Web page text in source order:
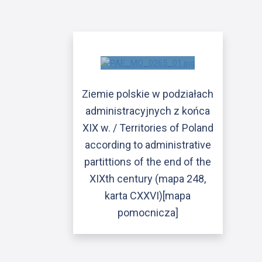
Ziemie polskie w podziałach
administracyjnych z końca
XIX w. / Territories of Poland
according to administrative
partittions of the end of the
XIXth century (mapa 248,
karta CXXVI)[mapa
pomocnicza]